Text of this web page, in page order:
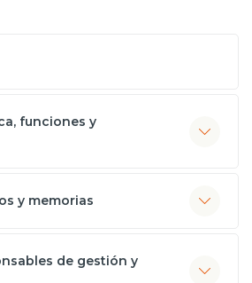
funciones y
y memorias
de gestión y